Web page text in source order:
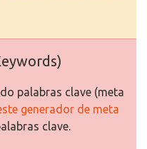
palabras clave (meta
generador de meta
clave.